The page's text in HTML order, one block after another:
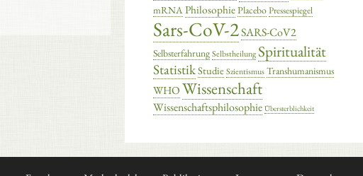
mRNAPhilosophiePlaceboPressespiegel
Sars-CoV-2SARS-CoV2
SelbsterfahrungSelbstheilung Spiritualität
StatistikStudieSzientismusTranshumanismus
WHO Wissenschaft
Wissenschaftsphilosophie Übersterblichkeit